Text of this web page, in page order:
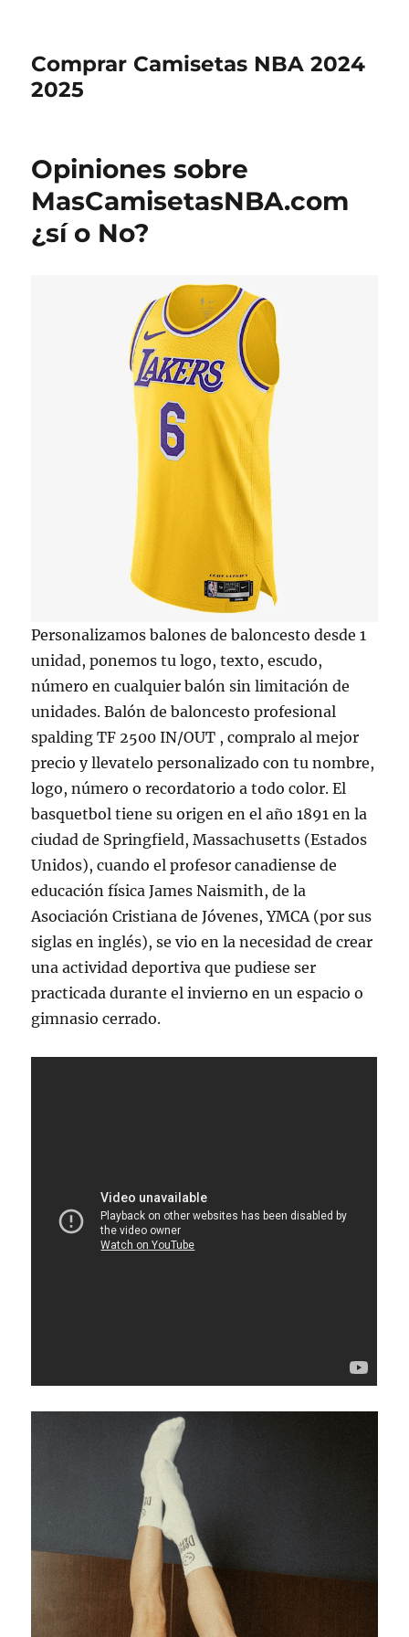
Comprar Camisetas NBA 2024
2025
Opiniones sobre
MasCamisetasNBA.com
¿sí o No?
Personalizamos balones de baloncesto desde 1
unidad, ponemos tu logo, texto, escudo,
número en cualquier balón sin limitación de
unidades. Balón de baloncesto profesional
spalding TF 2500 IN/OUT , compralo al mejor
precio y llevatelo personalizado con tu nombre,
logo, número o recordatorio a todo color. El
basquetbol tiene su origen en el año 1891 en la
ciudad de Springfield, Massachusetts (Estados
Unidos), cuando el profesor canadiense de
educación física James Naismith, de la
Asociación Cristiana de Jóvenes, YMCA (por sus
siglas en inglés), se vio en la necesidad de crear
una actividad deportiva que pudiese ser
practicada durante el invierno en un espacio o
gimnasio cerrado.